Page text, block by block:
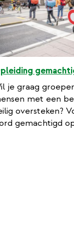
je graag
met een
oversteken?
gemachtigd